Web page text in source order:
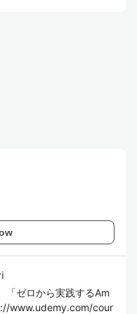
「ゼロから実践するAm
www.udemy.com/cour